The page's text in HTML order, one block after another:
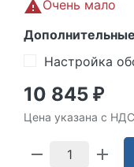
Очень мало
Настройка
10 845 ₽
Цена указана с